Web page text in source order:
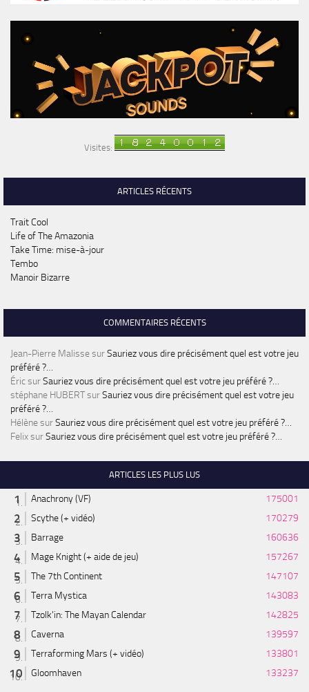
Visites:
ARTICLES RÉCENTS
Trait Cool
Life of The Amazonia
Take Time: mise-à-jour
Tembo
Manoir Bizarre
COMMENTAIRES RÉCENTS
Jean-Pierre MalissesurSauriez vous dire précisément quel est votre jeu
préféré ?…
ÉricsurSauriez vous dire précisément quel est votre jeu préféré ?…
stéphane HUBERTsurSauriez vous dire précisément quel est votre jeu
préféré ?…
HélènesurSauriez vous dire précisément quel est votre jeu préféré ?…
FelixsurSauriez vous dire précisément quel est votre jeu préféré ?…
ARTICLES LES PLUS LUS
Anachrony (VF)
175001
Scythe (+ vidéo)
170279
Barrage
160636
Mage Knight (+ aide de jeu)
157267
The 7th Continent
147107
Terra Mystica
143083
Tzolk'in: The Mayan Calendar
142825
Caverna
139597
Terraforming Mars (+ vidéo)
133801
Gloomhaven
133237